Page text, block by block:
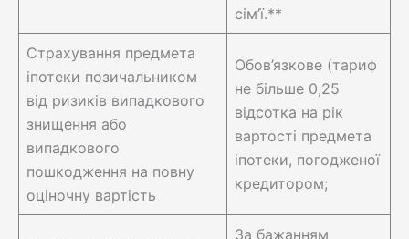
сім’ї.**
Страхування предмета
іпотеки позичальником
від ризиків випадкового
знищення або
випадкового
пошкодження на повну
оціночну вартість
Обов’язкове (тариф
не більше 0,25
відсотка на рік
вартості предмета
іпотеки, погодженої
кредитором;
За бажанням